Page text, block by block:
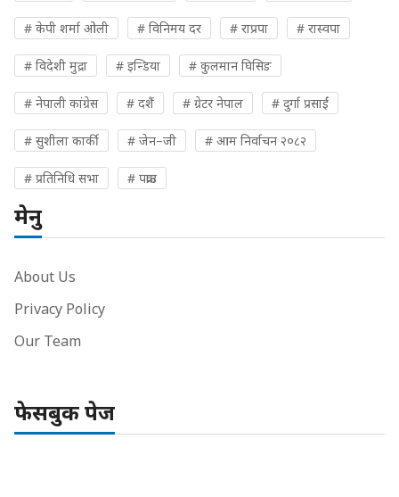
# केपी शर्मा ओली # विनिमय दर # राप्रपा # रास्वपा
# विदेशी मुद्रा # इन्डिया # कुलमान घिसिङ
# नेपाली कांग्रेस # दशैं # ग्रेटर नेपाल # दुर्गा प्रसाईं
# सुशीला कार्की # जेन–जी # आम निर्वाचन २०८२
# प्रतिनिधि सभा # पक्राउ
मेनु
About Us
Privacy Policy
Our Team
फेसबुक पेज